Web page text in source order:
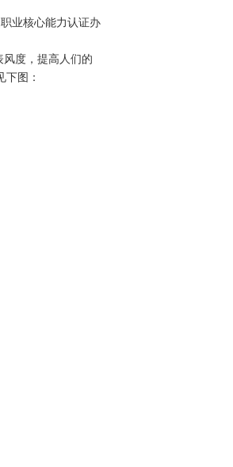
业核心能力认证办
度，提高人们的
图：